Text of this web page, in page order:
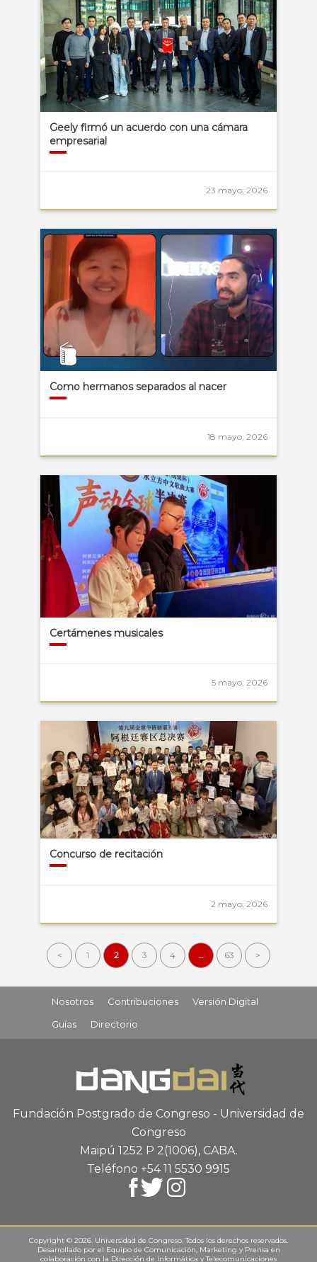
Geely firmó un acuerdo con una cámara
empresarial
23 mayo, 2026
Como hermanos separados al nacer
18 mayo, 2026
Certámenes musicales
5 mayo, 2026
Concurso de recitación
2 mayo, 2026
< 1 2 3 4 … 63 >
Nosotros Contribuciones
Versión Digital
Guías
Directorio
Fundación Postgrado de Congreso - Universidad de
Congreso
Maipú 1252 P 2(1006), CABA.
Teléfono +54 11 5530 9915
Copyright © 2026. Universidad de Congreso. Todos los derechos reservados.
Desarrollado por el Equipo de Comunicación, Marketing y Prensa en
colaboración con la Dirección de Informática y Telecomunicaciones